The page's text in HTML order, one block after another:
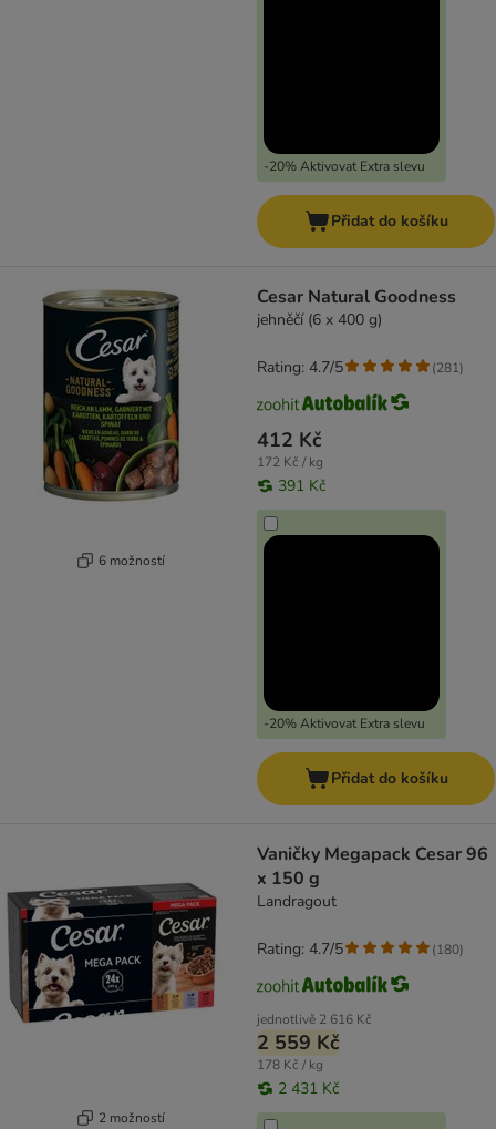
-20% Aktivovat Extra slevu
Přidat do košíku
6 možností
Cesar Natural Goodness
jehněčí (6 x 400 g)
412 Kč
172 Kč / kg
391 Kč
-20% Aktivovat Extra slevu
Rating: 4.7/5 (281)
Přidat do košíku
2 možností
Vaničky Megapack Cesar 96
x 150 g
Landragout
jednotlivě 2 616 Kč
2 559 Kč
178 Kč / kg
2 431 Kč
Rating: 4.7/5 (180)